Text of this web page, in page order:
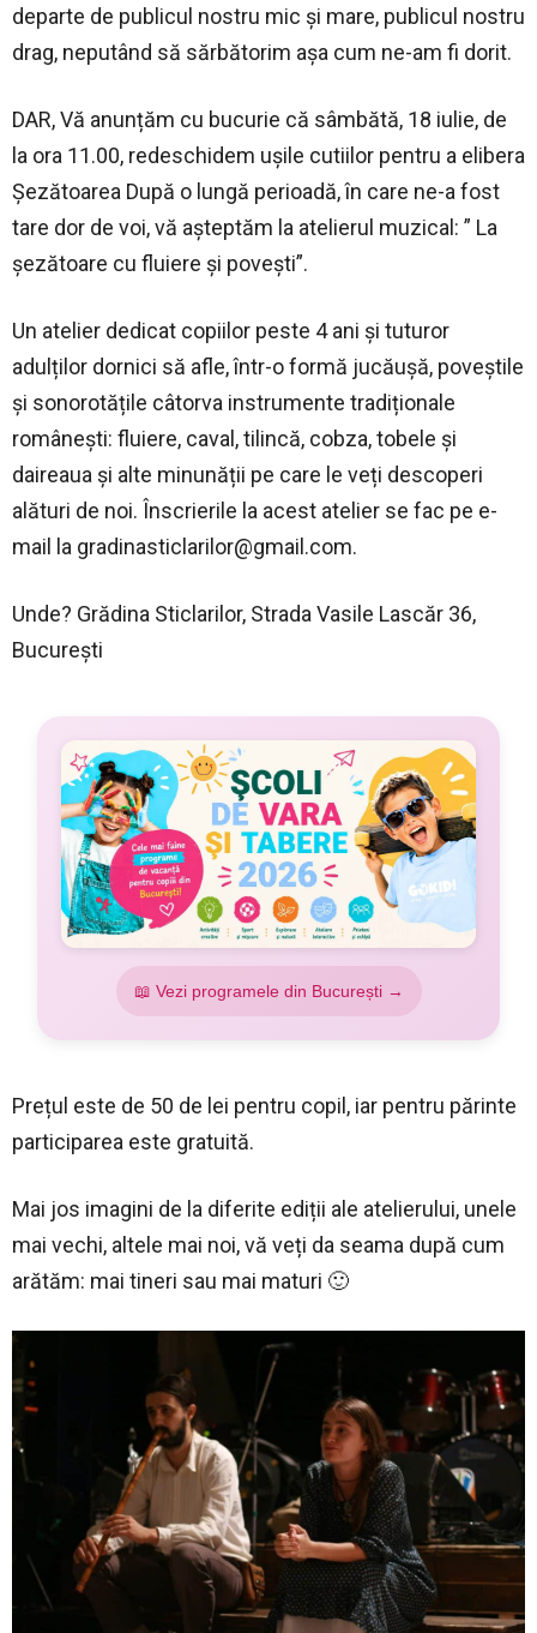
departe de publicul nostru mic și mare, publicul nostru
drag, neputând să sărbătorim așa cum ne-am fi dorit.
DAR, Vă anunțăm cu bucurie că sâmbătă, 18 iulie, de
la ora 11.00, redeschidem ușile cutiilor pentru a elibera
Șezătoarea După o lungă perioadă, în care ne-a fost
tare dor de voi, vă așteptăm la atelierul muzical: ” La
șezătoare cu fluiere și povești”.
Un atelier dedicat copiilor peste 4 ani și tuturor
adulților dornici să afle, într-o formă jucăușă, poveștile
și sonorotățile câtorva instrumente tradiționale
românești: fluiere, caval, tilincă, cobza, tobele și
daireaua și alte minunății pe care le veți descoperi
alături de noi. Înscrierile la acest atelier se fac pe e-
mail la gradinasticlarilor@gmail.com.
Unde? Grădina Sticlarilor, Strada Vasile Lascăr 36,
București
📖 Vezi programele din București →
Prețul este de 50 de lei pentru copil, iar pentru părinte
participarea este gratuită.
Mai jos imagini de la diferite ediții ale atelierului, unele
mai vechi, altele mai noi, vă veți da seama după cum
arătăm: mai tineri sau mai maturi 🙂